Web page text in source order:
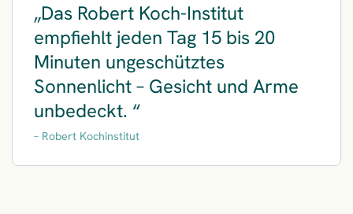
Das Robert Koch-Institut
empfiehlt jeden Tag 15 bis 20
Minuten ungeschütztes
Sonnenlicht – Gesicht und Arme
unbedeckt.
Robert Kochinstitut